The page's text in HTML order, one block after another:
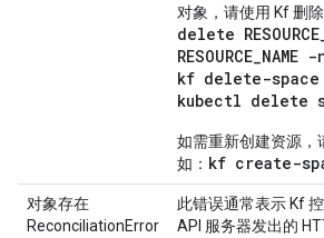
对象，请使用 Kf 删
delete
RESOURCE_NAME
kf delete-space
kubectl delete
如需重新创建资源，
如： kf create-
对象存在
ReconciliationError
此错误通常表示 Kf
API 服务器发出的